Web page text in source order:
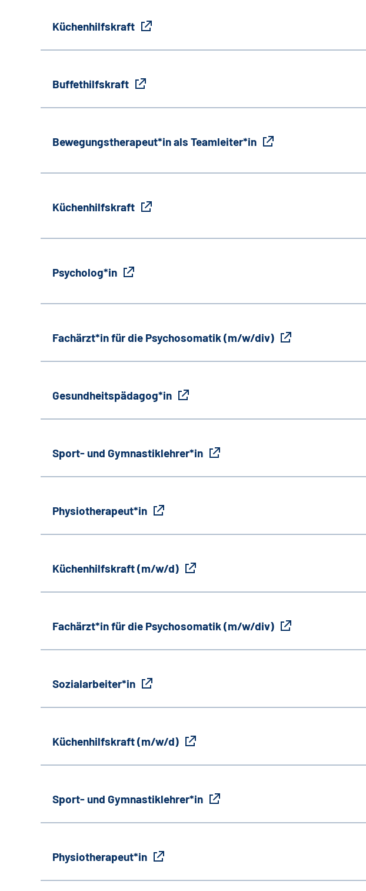
Küchenhilfskraft
Buffethilfskraft
Bewegungstherapeut*in als Teamleiter*in
Küchenhilfskraft
Psycholog*in
Fachärzt*in für die Psychosomatik (m/w/div)
Gesundheitspädagog*in
Sport- und Gymnastiklehrer*in
Physiotherapeut*in
Küchenhilfskraft (m/w/d)
Fachärzt*in für die Psychosomatik (m/w/div)
Sozialarbeiter*in
Küchenhilfskraft (m/w/d)
Sport- und Gymnastiklehrer*in
Physiotherapeut*in